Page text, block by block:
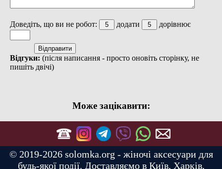
Доведіть, що ви не робот: додати дорівнює
Відгуки: (після написання - просто оновіть сторінку, не
пишіть двічі)
Може зацікавити:
© 2019-2026 solomka.org - жіночі аксесуари для
будь-якої події. Доставляємо в Київ, Харків,